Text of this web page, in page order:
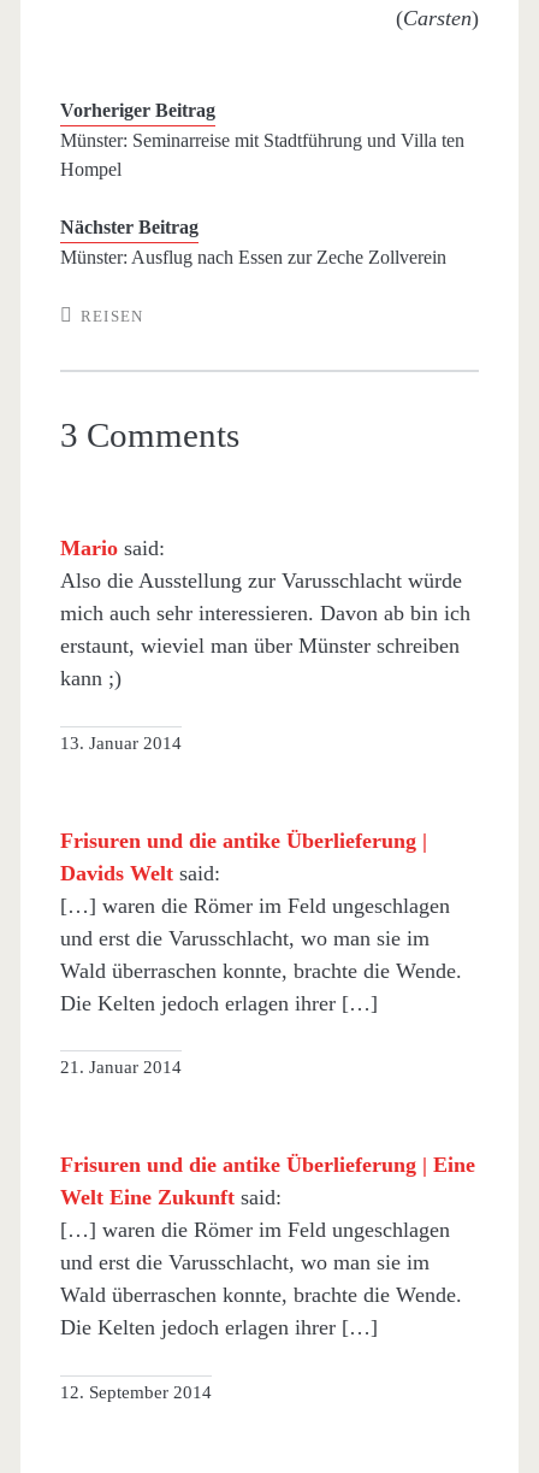
(Carsten)
Vorheriger Beitrag
Münster: Seminarreise mit Stadtführung und Villa ten
Hompel
Nächster Beitrag
Münster: Ausflug nach Essen zur Zeche Zollverein
REISEN
3 Comments
Mario said:
Also die Ausstellung zur Varusschlacht würde
mich auch sehr interessieren. Davon ab bin ich
erstaunt, wieviel man über Münster schreiben
kann ;)
13. Januar 2014
Frisuren und die antike Überlieferung |
Davids Welt said:
[…] waren die Römer im Feld ungeschlagen
und erst die Varusschlacht, wo man sie im
Wald überraschen konnte, brachte die Wende.
Die Kelten jedoch erlagen ihrer […]
21. Januar 2014
Frisuren und die antike Überlieferung | Eine
Welt Eine Zukunft said:
[…] waren die Römer im Feld ungeschlagen
und erst die Varusschlacht, wo man sie im
Wald überraschen konnte, brachte die Wende.
Die Kelten jedoch erlagen ihrer […]
12. September 2014